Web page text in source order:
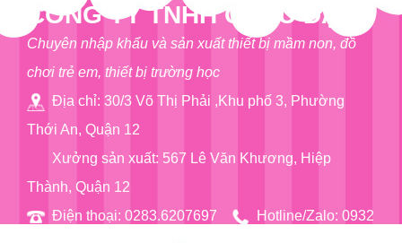
CÔNG TY TNHH CHÂU ĐẠI Á
Chuyên nhập khẩu và sản xuất thiết bị mầm non, đồ
chơi trẻ em, thiết bị trường học
Địa chỉ: 30/3 Võ Thị Phải ,Khu phố 3, Phường
Thới An, Quận 12
Xưởng sản xuất: 567 Lê Văn Khương, Hiệp
Thành, Quận 12
Điện thoại: 0283.6207697
Hotline/Zalo: 0932